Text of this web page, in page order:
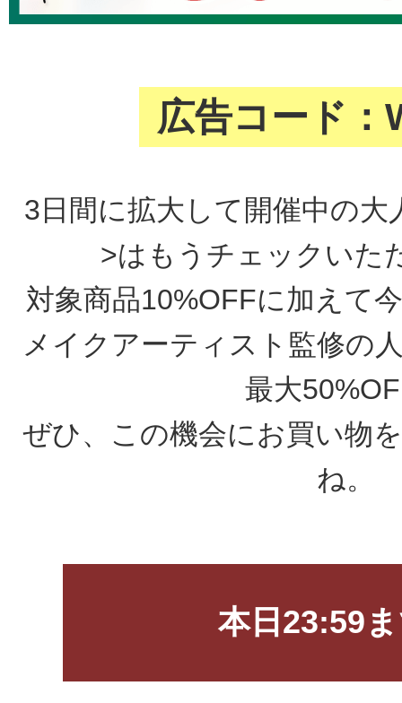
広告コード：
3日間に拡大して開催中の大
>はもうチェックいた
対象商品10%OFFに加えて
メイクアーティスト監修の
最大
ぜひ、この機会にお買い物
ね。
本日23:59